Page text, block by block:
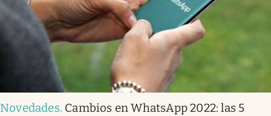
Clima
Mundial 2026
Eventos Corporativos
El Cronista Studio
Mediakit
Novedades. Cambios en WhatsApp 2022: las 5